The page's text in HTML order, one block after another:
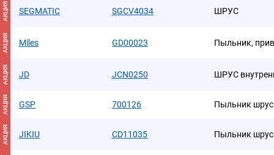
АКЦИЯ SEGMATIC SGCV4034 ШРУС
АКЦИЯ Miles GD00023 Пыльник,
АКЦИЯ JD JCN0250 ШРУС
АКЦИЯ GSP 700126 Пыльник шрус
АКЦИЯ JIKIU CD11035 Пыльник